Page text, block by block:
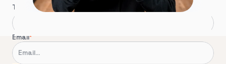
Telefon*
Email*